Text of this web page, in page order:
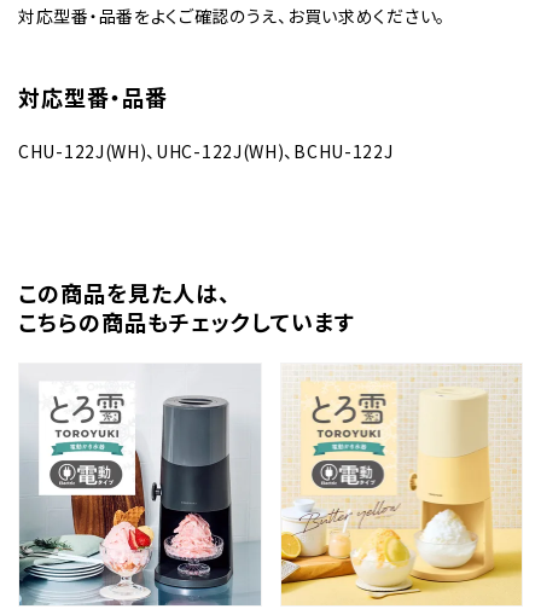
対応型番・品番をよくご確認のうえ、お買い求めください。
対応型番・品番
CHU-122J(WH)、UHC-122J(WH)、BCHU-122J
この商品を⾒た⼈は、
こちらの商品もチェックしています